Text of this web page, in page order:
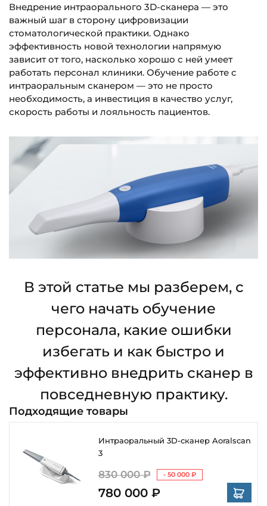
Внедрение интраорального 3D-сканера — это
важный шаг в сторону цифровизации
стоматологической практики. Однако
эффективность новой технологии напрямую
зависит от того, насколько хорошо с ней умеет
работать персонал клиники. Обучение работе с
интраоральным сканером — это не просто
необходимость, а инвестиция в качество услуг,
скорость работы и лояльность пациентов.
В этой статье мы разберем, с
чего начать обучение
персонала, какие ошибки
избегать и как быстро и
эффективно внедрить сканер в
повседневную практику.
Подходящие товары
Интраоральный 3D-сканер Aoralscan
3
830 000 ₽ - 50 000 ₽
780 000 ₽